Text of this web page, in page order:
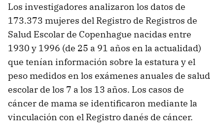
Los investigadores analizaron los datos de
173.373 mujeres del Registro de Registros de
Salud Escolar de Copenhague nacidas entre
1930 y 1996 (de 25 a 91 años en la actualidad)
que tenían información sobre la estatura y el
peso medidos en los exámenes anuales de salud
escolar de los 7 a los 13 años. Los casos de
cáncer de mama se identificaron mediante la
vinculación con el Registro danés de cáncer.